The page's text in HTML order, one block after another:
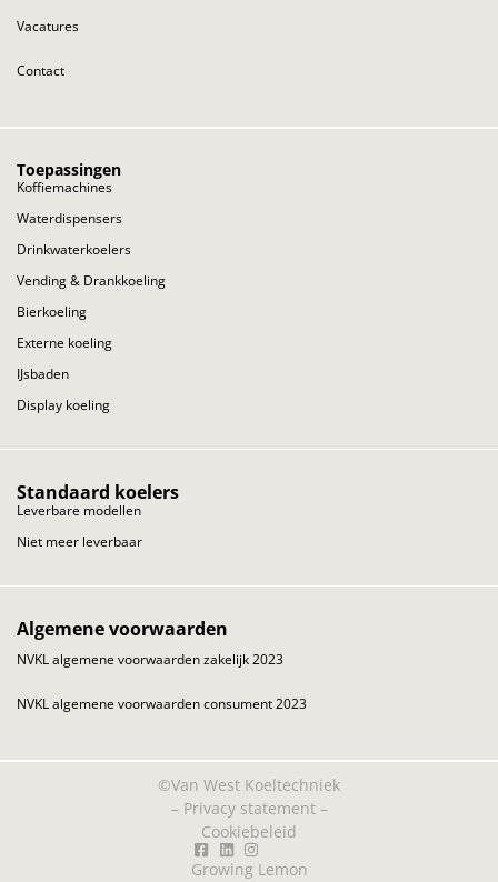
Vacatures
Contact
Toepassingen
Koffiemachines
Waterdispensers
Drinkwaterkoelers
Vending & Drankkoeling
Bierkoeling
Externe koeling
IJsbaden
Display koeling
Standaard koelers
Leverbare modellen
Niet meer leverbaar
Algemene voorwaarden
NVKL algemene voorwaarden zakelijk 2023
NVKL algemene voorwaarden consument 2023
©Van West Koeltechniek
– Privacy statement–
Cookiebeleid
Growing Lemon